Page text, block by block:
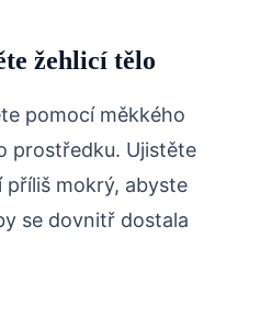
žehlicí tělo
pomocí měkkého
prostředku. Ujistěte
příliš mokrý, abyste
se dovnitř dostala